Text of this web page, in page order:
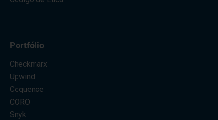
Portfólio
Checkmarx
Upwind
Cequence
CORO
Snyk